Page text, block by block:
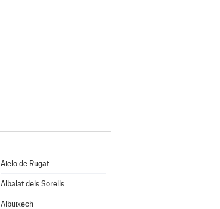
Aielo de Rugat
Albalat dels Sorells
Albuixech